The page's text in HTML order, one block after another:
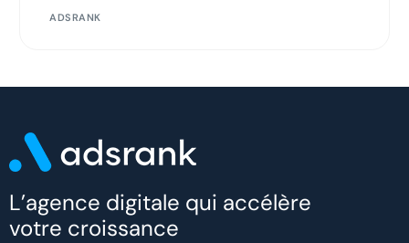
ADSRANK
L’agence digitale qui accélère
votre croissance